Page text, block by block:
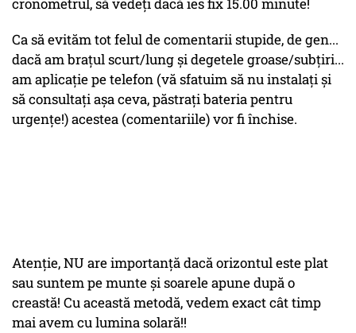
cronometrul, să vedeţi dacă ies fix 15.00 minute!
Ca să evităm tot felul de comentarii stupide, de gen...
dacă am braţul scurt/lung şi degetele groase/subţiri...
am aplicație pe telefon (vă sfatuim să nu instalaţi şi
să consultaţi aşa ceva, păstraţi bateria pentru
urgențe!) acestea (comentariile) vor fi închise.
Atenţie, NU are importanţă dacă orizontul este plat
sau suntem pe munte şi soarele apune după o
creastă! Cu această metodă, vedem exact cât timp
mai avem cu lumina solară!!